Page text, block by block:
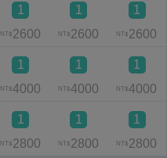
1
NT$ 2600
1
NT$ 2600
1
NT$ 2600
1
NT$4000
1
NT$4000
1
NT$4000
1
NT$ 2800
1
NT$ 2800
1
NT$ 2800